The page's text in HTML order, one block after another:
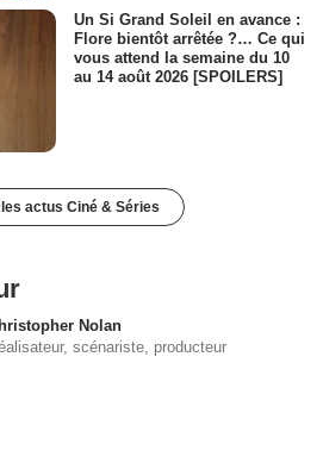
Un Si Grand Soleil en avance :
Flore bientôt arrêtée ?… Ce qui
vous attend la semaine du 10
au 14 août 2026 [SPOILERS]
actus Ciné & Séries
Nolan
scénariste, producteur